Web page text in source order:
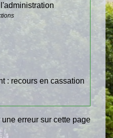
: recours en cassation
erreur sur cette page